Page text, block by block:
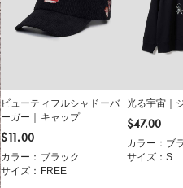
ビューティフルシャドーバ
ーガー｜キャップ
$‌11.00
カラー：ブラック
サイズ：FREE
光る宇宙｜
$‌47.00
カラー：ブ
サイズ：S